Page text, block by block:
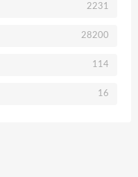
2231
28200
114
16